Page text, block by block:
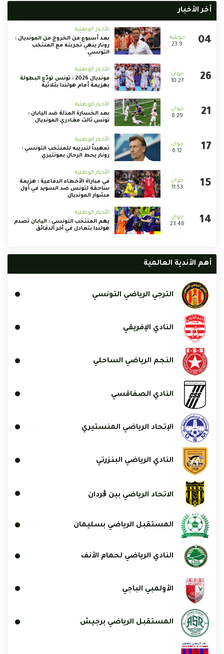
أخر الأخبار
23:9
الأخبار الوطنية
بعد أسبوع من الخروج من المونديال :
رونار ينهي تجربته مع المنتخب
التونسي
10:27
الأخبار الوطنية
مونديال 2026 : تونس تودّع البطولة
بهزيمة أمام هولندا بثلاثية
8:29
الأخبار الوطنية
بعد الخسارة المذلة ضد اليابان :
تونس ثالث مغادري المونديال
6:12
الأخبار الوطنية
تمهيداً لتدريبه للمنتخب التونسي :
رونار يحط الرحال بمونتيري
11:53
الأخبار الوطنية
في مباراة الأخطاء الدفاعية : هزيمة
ساحقة لتونس ضد السويد في أول
مشوار المونديال
23:48
الأخبار الوطنية
يهم المنتخب التونسي : اليابان تصدم
هولندا بتعادل في آخر الدقائق
أهم الأندية العالمية
الترجي الرياضي التونسي
النادي الإفريقي
النجم الرياضي الساحلي
النادي الصفاقسي
الإتحاد الرياضي المنستيري
النادي الرياضي البنزرتي
الاتحاد الرياضي ببن ڨردان
المستقبل الرياضي بسليمان
النادي الرياضي لحمام الأنف
الأولمبي الباجي
المستقبل الرياضي برجيش